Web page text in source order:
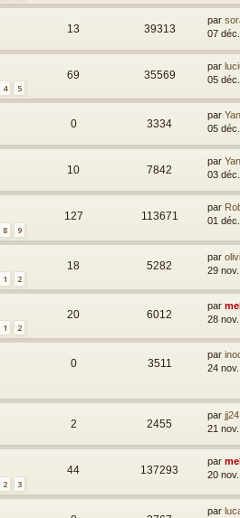
13 39313
par
07
4 5
69 35569
par
05
0 3334
par
05
10 7842
par
03
8 9
127 113671
par
01
1 2
18 5282
par
29
1 2
20 6012
par
28
0 3511
par
24
2 2455
par jj24
21
2 3
44 137293
par
20
par